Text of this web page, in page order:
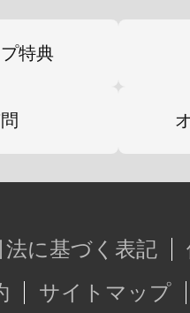
特典
法に基づく表記
サイトマップ